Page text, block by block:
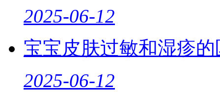
2025-06-12
宝宝皮肤过敏和湿疹的
2025-06-12